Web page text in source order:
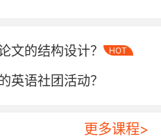
色）"运动轨迹时自然习
相关词汇量达传统教学
组41%。
文的结构设计？ HOT
英语社团活动？
更多课程>